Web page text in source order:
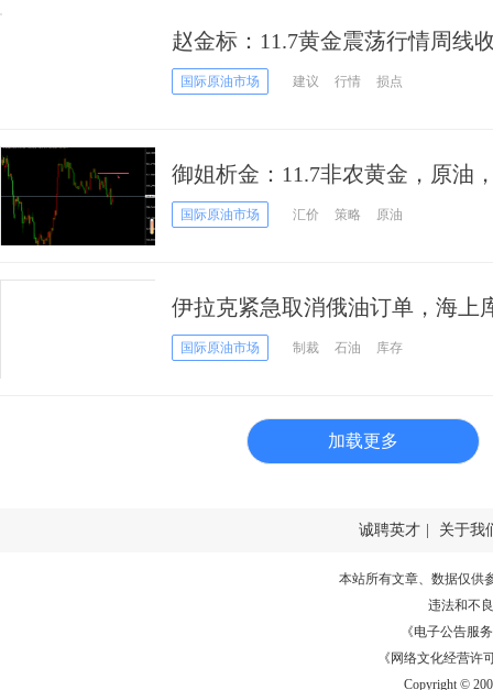
赵金标：11.7黄金震荡行情周线
国际原油市场 建议 行情 损点
御姐析金：11.7非农黄金，原油
国际原油市场 汇价 策略 原油
伊拉克紧急取消俄油订单，海上
国际原油市场 制裁 石油 库存
加载更多
诚聘英才 关于我
本站所有文章、数据仅供
违法和不
《电子公告服务
《网络文化经营许
Copyright ©